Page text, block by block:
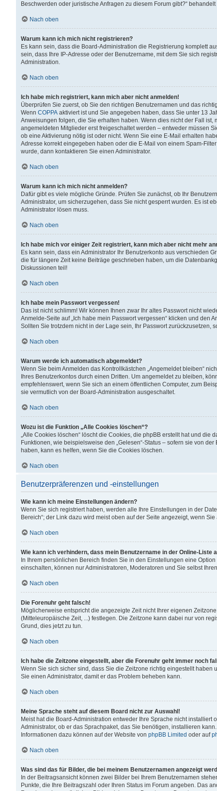
Beschwerden oder juristische Anfragen zu diesem Forum gibt?“
Nach oben
Warum kann ich mich nicht registrieren?
Es kann sein, dass die Board-Administration die Registrierung komplett
sein, dass Ihre IP-Adresse oder der Benutzername, mit dem Sie sich
Administration.
Nach oben
Ich habe mich registriert, kann mich aber nicht anmelden!
Überprüfen Sie zuerst, ob Sie den richtigen Benutzernamen und das
Wenn COPPA aktiviert ist und Sie angegeben haben, dass Sie unter 13
Anweisungen folgen, die Sie erhalten haben. Wenn dies nicht der Fall
angemeldeten Mitglieder erst freigeschaltet werden – entweder müssen
ob eine Aktivierung nötig ist oder nicht. Wenn Sie eine E-Mail erhalten
Adresse korrekt eingegeben haben oder die E-Mail von einem Spam-
wurde, dann kontaktieren Sie einen Administrator.
Nach oben
Warum kann ich mich nicht anmelden?
Dafür gibt es viele mögliche Gründe. Prüfen Sie zunächst, ob Ihr
Administrator, um sicherzugehen, dass Sie nicht gesperrt wurden. Es ist
Administrator lösen muss.
Nach oben
Ich habe mich vor einiger Zeit registriert, kann mich aber nicht mehr
Es kann sein, dass ein Administrator Ihr Benutzerkonto aus verschieden
die für längere Zeit keine Beiträge geschrieben haben, um die
Diskussionen teil!
Nach oben
Ich habe mein Passwort vergessen!
Das ist nicht schlimm! Wir können Ihnen zwar Ihr altes Passwort nicht
Anmelde-Seite auf „Ich habe mein Passwort vergessen“ klicken und
Sollten Sie trotzdem nicht in der Lage sein, Ihr Passwort zurückzusetzen,
Nach oben
Warum werde ich automatisch abgemeldet?
Wenn Sie beim Anmelden das Kontrollkästchen „Angemeldet bleiben“
Ihres Benutzerkontos durch einen Dritten. Um angemeldet zu bleiben,
empfehlenswert, wenn Sie sich an einem öffentlichen Computer, zum
sie vermutlich von der Board-Administration ausgeschaltet.
Nach oben
Wozu ist die Funktion „Alle Cookies löschen“?
„Alle Cookies löschen“ löscht die Cookies, die phpBB erstellt hat und
Funktionen, wie beispielsweise den „Gelesen“-Status – sofern sie von
haben, kann es helfen, wenn Sie die Cookies löschen.
Nach oben
Benutzerpräferenzen und -einstellungen
Wie kann ich meine Einstellungen ändern?
Wenn Sie sich registriert haben, werden alle Ihre Einstellungen in der
Bereich“; der Link dazu wird meist oben auf der Seite angezeigt, wenn
Nach oben
Wie kann ich verhindern, dass mein Benutzername in der Online-Liste
In Ihrem persönlichen Bereich finden Sie in den Einstellungen eine
einschalten, können nur Administratoren, Moderatoren und Sie selbst
Nach oben
Die Forenuhr geht falsch!
Möglicherweise entspricht die angezeigte Zeit nicht Ihrer eigenen
(Mitteleuropäische Zeit, ...) festlegen. Die Zeitzone kann dabei nur von
Grund, dies jetzt zu tun.
Nach oben
Ich habe die Zeitzone eingestellt, aber die Forenuhr geht immer noch
Wenn Sie sich sicher sind, dass Sie die Zeitzone richtig eingestellt
Sie einen Administrator, damit er das Problem beheben kann.
Nach oben
Meine Sprache steht auf diesem Board nicht zur Auswahl!
Meist hat die Board-Administration entweder Ihre Sprache nicht
Administrator, ob er das Sprachpaket, das Sie benötigen, installieren
Informationen dazu können auf der Website von phpBB Limited oder auf
Nach oben
Was sind das für Bilder, die bei meinem Benutzernamen angezeigt
In der Beitragsansicht können zwei Bilder bei Ihrem Benutzernamen
Punkte, die Ihre Beitragszahl oder Ihren Status im Forum angeben. Das